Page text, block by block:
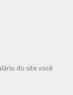
do site você